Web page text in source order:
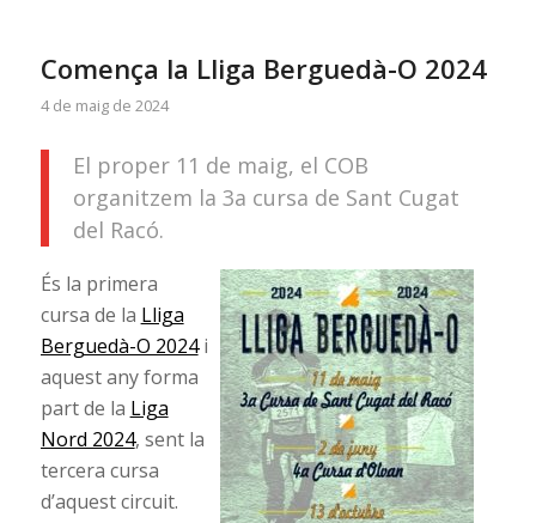
Comença la Lliga Berguedà-O 2024
4 de maig de 2024
El proper 11 de maig, el COB
organitzem la 3a cursa de Sant Cugat
del Racó.
És la primera
cursa de la Lliga
Berguedà-O 2024i
aquest any forma
part de la Liga
Nord 2024, sent la
tercera cursa
d’aquest circuit.